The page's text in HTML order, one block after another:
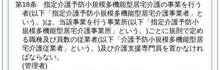
第18条
指定介護予防小規模多機能型居宅介護の事業を行う
者(以下「指定介護予防小規模多機能型居宅介護事業者」と
いう。)は、当該事業を行う事業所(以下「指定介護予防小
規模多機能型居宅介護事業所」という。)ごとに規則で定め
る職種及び員数の従業者(以下「介護予防小規模多機能型居
宅介護従業者」という。)及び介護支援専門員を置かなけれ
ばならない。
(管理者)